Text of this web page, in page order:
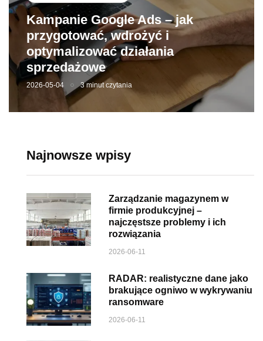
Kampanie Google Ads – jak
przygotować, wdrożyć i
optymalizować działania
sprzedażowe
2026-05-04 3 minut czytania
Najnowsze wpisy
Zarządzanie magazynem w
firmie produkcyjnej –
najczęstsze problemy i ich
rozwiązania
2026-06-11
RADAR: realistyczne dane jako
brakujące ogniwo w wykrywaniu
ransomware
2026-06-11